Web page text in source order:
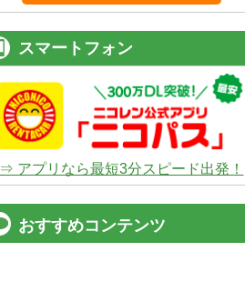
スマートフォン
⇒ アプリなら最短3分スピード出発！
おすすめコンテンツ